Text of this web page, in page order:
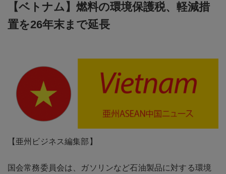
【ベトナム】燃料の環境保護税、軽減措
置を26年末まで延長
【亜州ビジネス編集部】
国会常務委員会は、ガソリンなど石油製品に対する環境